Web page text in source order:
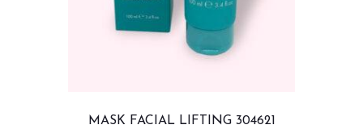
MASK FACIAL LIFTING 304621